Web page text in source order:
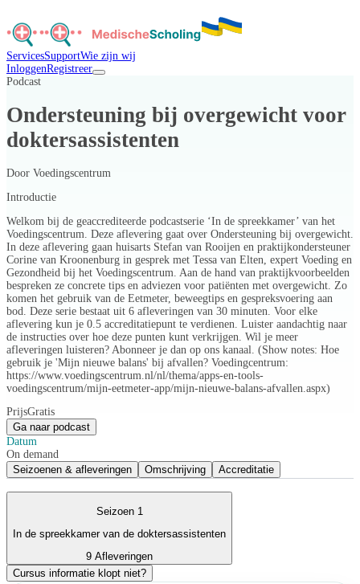
ServicesSupportWie zijn wij
InloggenRegistreer
Podcast
Ondersteuning bij overgewicht voor
doktersassistenten
Door Voedingscentrum
Introductie
Welkom bij de geaccrediteerde podcastserie ‘In de spreekkamer’ van het
Voedingscentrum. Deze aflevering gaat over Ondersteuning bij overgewicht.
In deze aflevering gaan huisarts Stefan van Rooijen en praktijkondersteuner
Corine van Kroonenburg in gesprek met Tessa van Elten, expert Voeding en
Gezondheid bij het Voedingscentrum. Aan de hand van praktijkvoorbeelden
bespreken ze concrete tips en adviezen voor patiënten met overgewicht. Zo
komen het gebruik van de Eetmeter, beweegtips en gespreksvoering aan
bod. Deze serie bestaat uit 6 afleveringen van 30 minuten. Voor elke
aflevering kun je 0.5 accreditatiepunt te verdienen. Luister aandachtig naar
de instructies over hoe deze punten kunt verkrijgen. Wil je meer
afleveringen luisteren? Abonneer je dan op ons kanaal. (Show notes: Hoe
gebruik je 'Mijn nieuwe balans' bij afvallen? Voedingcentrum:
https://www.voedingscentrum.nl/nl/thema/apps-en-tools-
voedingscentrum/mijn-eetmeter-app/mijn-nieuwe-balans-afvallen.aspx)
PrijsGratis
Ga naar podcast
Datum
On demand
Seizoenen & afleveringen
Omschrijving Accreditatie
Seizoen 1
In de spreekkamer van de doktersassistenten
9 Afleveringen
Cursus informatie klopt niet?